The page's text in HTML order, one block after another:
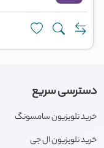
دسترسی سریع
خرید تلویزیون سامسونگ
خرید تلویزیون ال جی